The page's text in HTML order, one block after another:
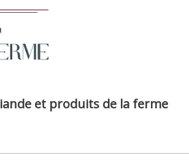
et produits de la ferme